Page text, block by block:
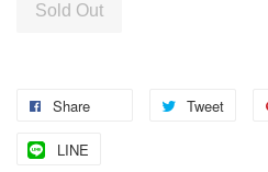
Sold Out
Share Tweet
LINE